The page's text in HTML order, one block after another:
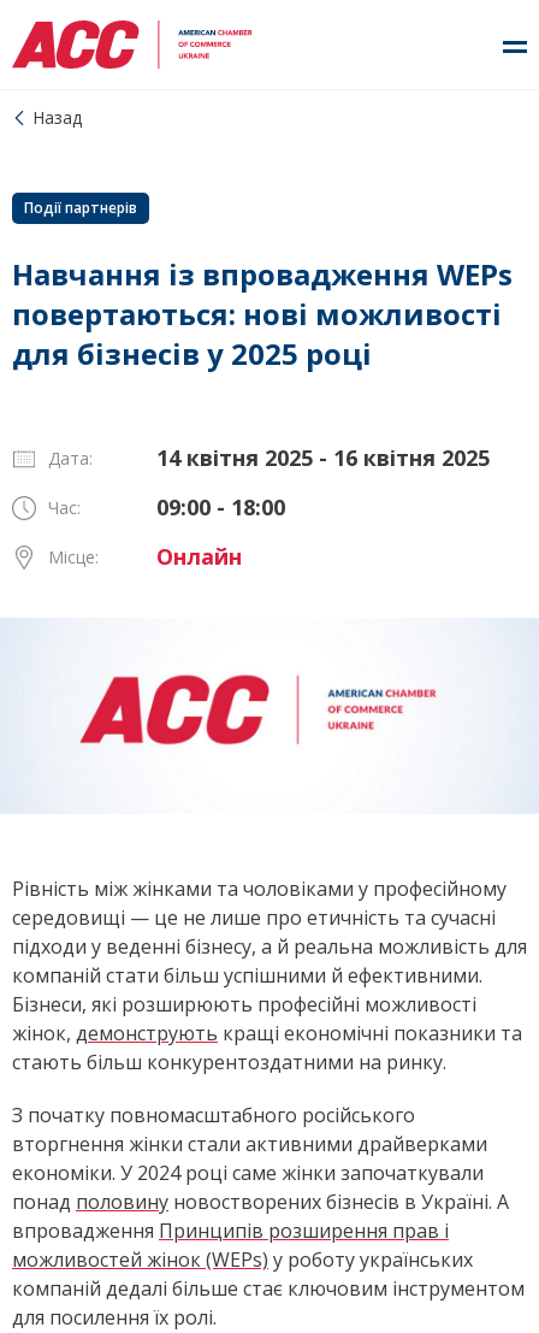
Назад
Події партнерів
Навчання із впровадження WEPs
повертаються: нові можливості
для бізнесів у 2025 році
Дата: 14 квітня 2025 - 16 квітня 2025
Час: 09:00 - 18:00
Місце: Онлайн
Рівність між жінками та чоловіками у професійному
середовищі — це не лише про етичність та сучасні
підходи у веденні бізнесу, а й реальна можливість для
компаній стати більш успішними й ефективними.
Бізнеси, які розширюють професійні можливості
жінок, демонструють кращі економічні показники та
стають більш конкурентоздатними на ринку.
З початку повномасштабного російського
вторгнення жінки стали активними драйверками
економіки. У 2024 році саме жінки започаткували
понад половину новостворених бізнесів в Україні. А
впровадження Принципів розширення прав і
можливостей жінок (WEPs) у роботу українських
компаній дедалі більше стає ключовим інструментом
для посилення їх ролі.